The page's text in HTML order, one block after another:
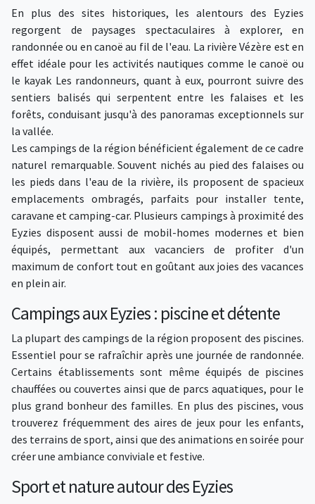
En plus des sites historiques, les alentours des Eyzies
regorgent de paysages spectaculaires à explorer, en
randonnée ou en canoë au fil de l'eau. La rivière Vézère est en
effet idéale pour les activités nautiques comme le canoë ou
le kayak Les randonneurs, quant à eux, pourront suivre des
sentiers balisés qui serpentent entre les falaises et les
forêts, conduisant jusqu'à des panoramas exceptionnels sur
la vallée.
Les campings de la région bénéficient également de ce cadre
naturel remarquable. Souvent nichés au pied des falaises ou
les pieds dans l'eau de la rivière, ils proposent de spacieux
emplacements ombragés, parfaits pour installer tente,
caravane et camping-car. Plusieurs campings à proximité des
Eyzies disposent aussi de mobil-homes modernes et bien
équipés, permettant aux vacanciers de profiter d'un
maximum de confort tout en goûtant aux joies des vacances
en plein air.
Campings aux Eyzies : piscine et détente
La plupart des campings de la région proposent des piscines.
Essentiel pour se rafraîchir après une journée de randonnée.
Certains établissements sont même équipés de piscines
chauffées ou couvertes ainsi que de parcs aquatiques, pour le
plus grand bonheur des familles. En plus des piscines, vous
trouverez fréquemment des aires de jeux pour les enfants,
des terrains de sport, ainsi que des animations en soirée pour
créer une ambiance conviviale et festive.
Sport et nature autour des Eyzies